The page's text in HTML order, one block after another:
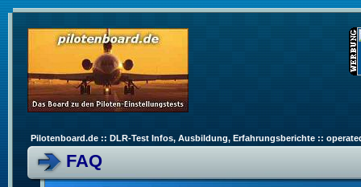
Pilotenboard.de :: DLR-Test Infos, Ausbildung, Erfahrungsberichte ::
FAQ